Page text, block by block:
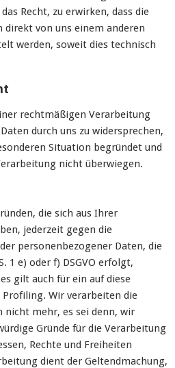
Recht, zu erwirken, dass die
direkt von uns einem anderen
werden, soweit dies technisch
rechtmäßigen Verarbeitung
durch uns zu widersprechen,
Situation begründet und
nicht überwiegen.
die sich aus Ihrer
jederzeit gegen die
personenbezogener Daten, die
1 e) oder f) DSGVO erfolgt,
gilt auch für ein auf diese
Wir verarbeiten die
nicht mehr, es sei denn, wir
Gründe für die Verarbeitung
Rechte und Freiheiten
dient der Geltendmachung,